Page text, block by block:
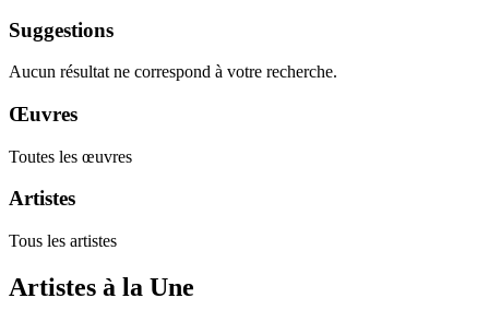
Suggestions
Aucun résultat ne correspond à votre recherche.
Œuvres
Toutes les œuvres
Artistes
Tous les artistes
Artistes à la Une